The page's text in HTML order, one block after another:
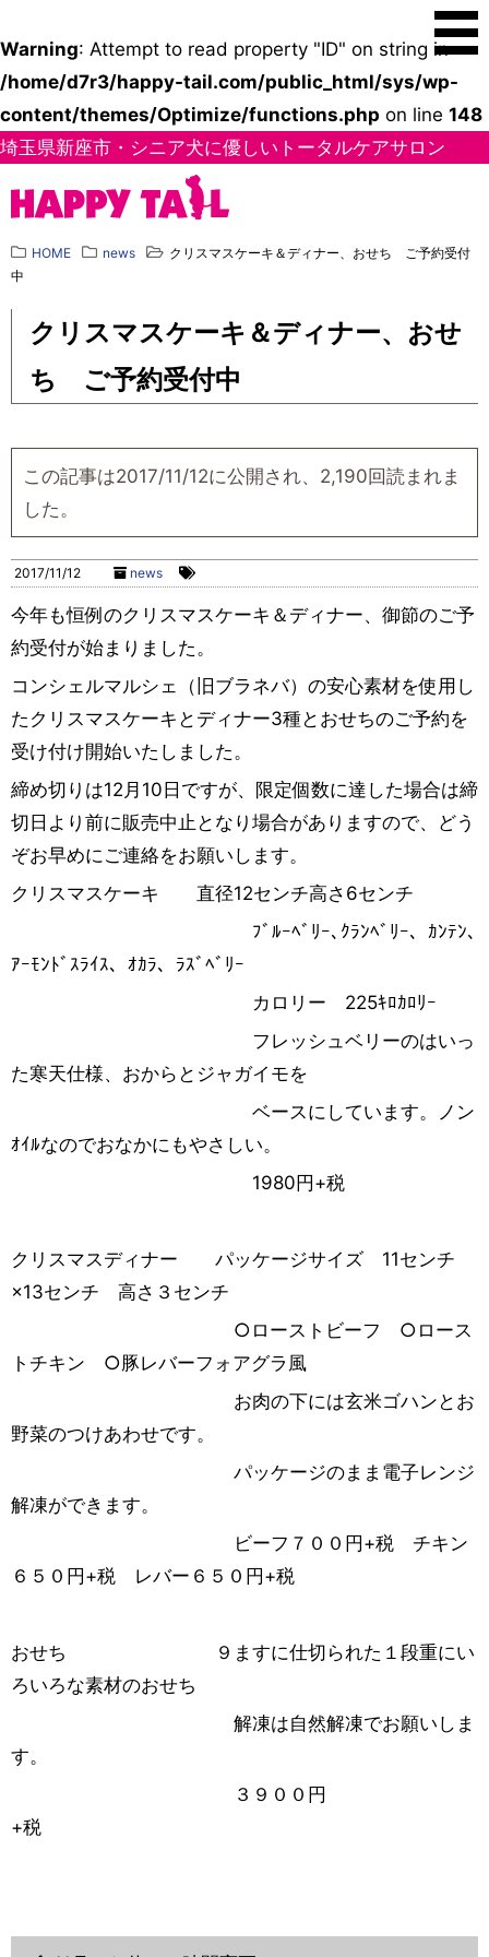
Warning: Attempt to read property "ID" on string in
/home/d7r3/happy-tail.com/public_html/sys/wp-
content/themes/Optimize/functions.php on line 148
埼玉県新座市・シニア犬に優しいトータルケアサロン
HOME news
クリスマスケーキ＆ディナー、おせち ご予約受付
中
クリスマスケーキ＆ディナー、おせ
ち ご予約受付中
この記事は2017/11/12に公開され、2,190回読まれま
した。
2017/11/12 news
今年も恒例のクリスマスケーキ＆ディナー、御節のご予
約受付が始まりました。
コンシェルマルシェ（旧ブラネバ）の安心素材を使用し
たクリスマスケーキとディナー3種とおせちのご予約を
受け付け開始いたしました。
締め切りは12月10日ですが、限定個数に達した場合は締
切日より前に販売中止となり場合がありますので、どう
ぞお早めにご連絡をお願いします。
クリスマスケーキ 直径12センチ高さ6センチ
ﾌﾞﾙｰﾍﾞﾘｰ､ｸﾗﾝﾍﾞﾘｰ、ｶﾝﾃﾝ､
ｱｰﾓﾝﾄﾞｽﾗｲｽ、ｵｶﾗ、ﾗｽﾞﾍﾞﾘｰ
カロリー 225ｷﾛｶﾛﾘｰ
フレッシュベリーのはいっ
た寒天仕様、おからとジャガイモを
ベースにしています。ノン
ｵｲﾙなのでおなかにもやさしい。
1980円+税
クリスマスディナー パッケージサイズ 11センチ
×13センチ 高さ３センチ
○ローストビーフ ○ロース
トチキン ○豚レバーフォアグラ風
お肉の下には玄米ゴハンとお
野菜のつけあわせです。
パッケージのまま電子レンジ
解凍ができます。
ビーフ７００円+税 チキン
６５０円+税 レバー６５０円+税
おせち ９ますに仕切られた１段重にい
ろいろな素材のおせち
解凍は自然解凍でお願いしま
す。
３９００円
+税